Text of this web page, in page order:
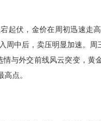
伏，金价在周初迅速走高
周中后，卖压明显加速。
情与外交前线风云突变，
点。